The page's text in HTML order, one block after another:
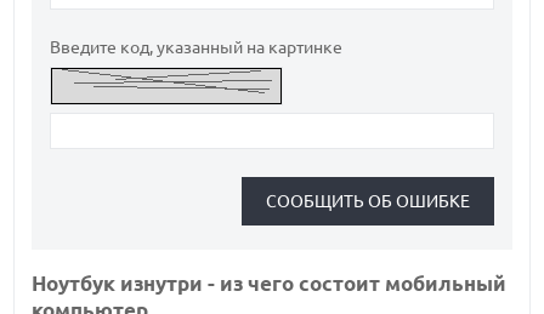
Введите код, указанный на картинке
Ноутбук изнутри - из чего состоит мобильный
компьютер